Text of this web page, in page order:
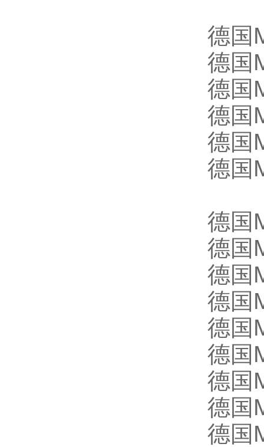
德国
德国
德国
德国
德国
德国
德国
德国
德国
德国
德国
德国
德国
德国
德国